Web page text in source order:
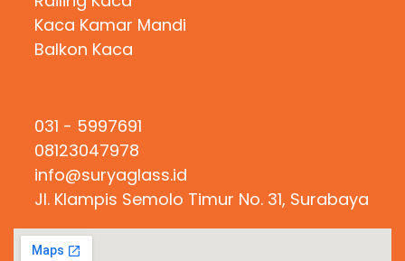
Kaca Kamar Mandi
Balkon Kaca
031 - 5997691
08123047978
info@suryaglass.id
Jl. Klampis Semolo Timur No. 31, Surabaya